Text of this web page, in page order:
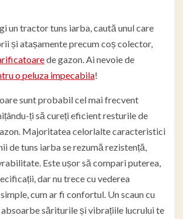
un tractor tuns iarba, caută unul care
și atașamente precum coș colector,
de gazon. Ai nevoie de
o peluza impecabila!
sunt probabil cel mai frecvent
ți să cureți eficient resturile de
Majoritatea celorlalte caracteristici
de tuns iarba se rezumă rezistență,
Este ușor să compari puterea,
dar nu trece cu vederea
cum ar fi confortul. Un scaun cu
săriturile și vibrațiile lucrului te